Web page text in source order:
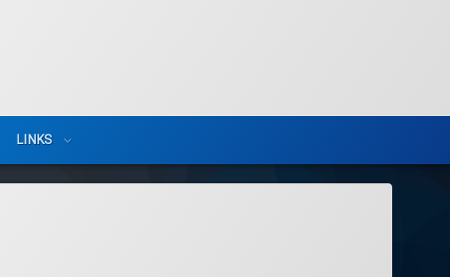
LINKS